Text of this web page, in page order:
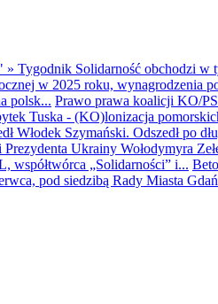
» Tygodnik Solidarność obchodzi w
w 2025 roku, wynagrodzenia
polsk... Prawo prawa koalicji KO/
Tuska - (KO)lonizacja
Włodek Szymański. Odszedł po
Ukrainy Wołodymyra
współtwórca „Solidarności” i...
pod siedzibą Rady Miasta